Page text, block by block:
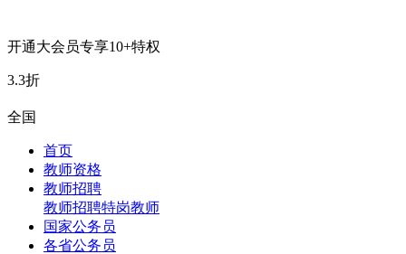
开通大会员专享10+特权
3.3折
全国
首页
教师资格
教师招聘
教师招聘特岗教师
国家公务员
各省公务员